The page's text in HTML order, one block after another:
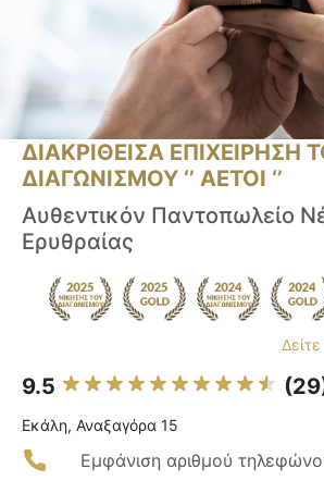
ΔΙΑΚΡΙΘΕΙΣΑ ΕΠΙΧΕΙΡΗΣΗ
ΔΙΑΓΩΝΙΣΜΟΥ ‘’ ΑΕΤΟΙ ‘’
Αυθεντικόν Παντοπωλείο
Ερυθραίας
9.5
Εκάλη, Αναξαγόρα 15
Εμφάνιση αριθμού